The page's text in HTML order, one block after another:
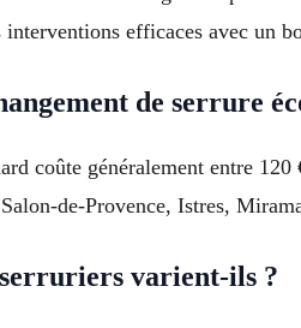
interventions efficaces avec un
de serrure
coûte généralement entre
de-Provence, Istres,
varient-ils ?